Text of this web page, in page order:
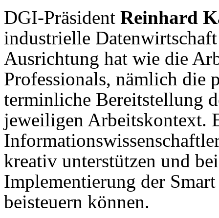
DGI-Präsident Reinhard
industrielle
Ausrichtung hat wie die
Professionals, nämlich die
terminliche Bereitstellung
jeweiligen Arbeitskontext.
kreativ unterstützen und
Implementierung der
beisteuern können.